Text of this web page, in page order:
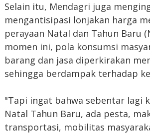
Selain itu, Mendagri juga
mengantisipasi lonjakan harga
perayaan Natal dan Tahun Baru
momen ini, pola konsumsi
barang dan jasa diperkirakan
sehingga berdampak terhadap
"Tapi ingat bahwa sebentar lagi
Natal Tahun Baru, ada pesta,
transportasi, mobilitas